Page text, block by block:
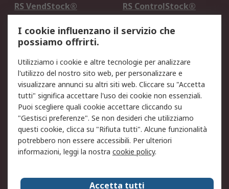
RS VendStock®
RS ControlStock®
Legale
Informativa Cookie
Informativa Privacy -
Aggiornata
Email Security
Termini d'uso
Condizioni di vendita
Condizioni generali di
servizio
Etica e responsabilità
Chi Siamo
Chi Siamo
Contattaci
I cookie influenzano il servizio che
possiamo offrirti.
Utilizziamo i cookie e altre tecnologie per analizzare
l'utilizzo del nostro sito web, per personalizzare e
visualizzare annunci su altri siti web. Cliccare su "Accetta
tutti" significa accettare l'uso dei cookie non essenziali.
Puoi scegliere quali cookie accettare cliccando su
"Gestisci preferenze". Se non desideri che utilizziamo
questi cookie, clicca su "Rifiuta tutti". Alcune funzionalità
potrebbero non essere accessibili. Per ulteriori
informazioni, leggi la nostra cookie policy.
Accetta tutti